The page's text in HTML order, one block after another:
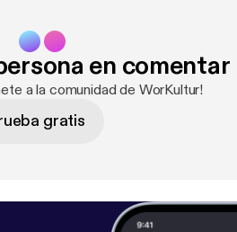
en comentar
a la comunidad de WorKultur!
gratis